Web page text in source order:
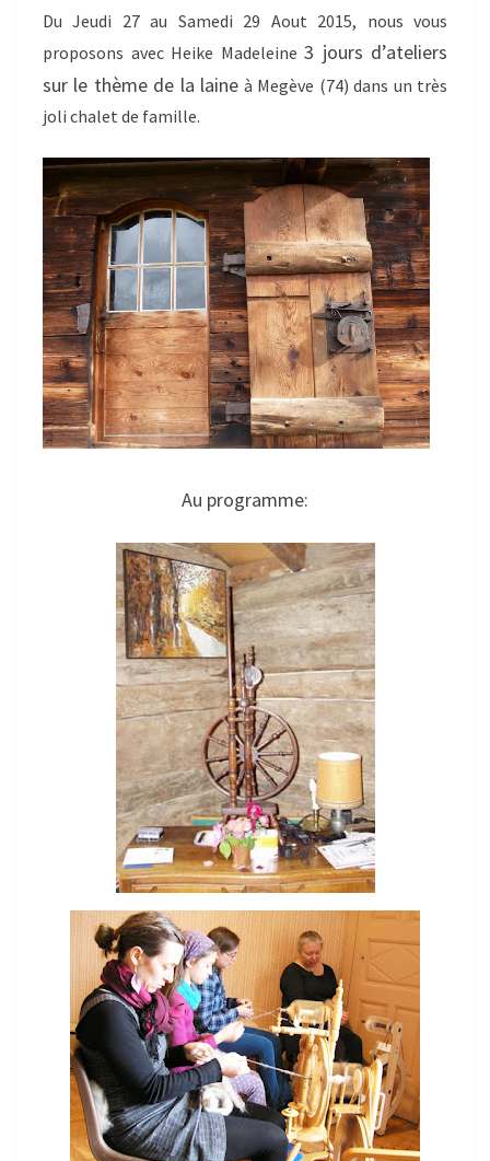
ROUET,
CROCHET
ET
MEGEVE
(74)
Du Jeudi 27 au Samedi 29 Aout 2015, nous vous
proposons avec Heike Madeleine 3 jours d’ateliers
sur le thème de la laine à Megève (74) dans un très
joli chalet de famille.
Au programme: